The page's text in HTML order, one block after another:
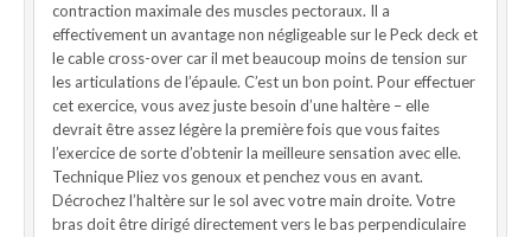
contraction maximale des muscles pectoraux. Il a
effectivement un avantage non négligeable sur le Peck deck et
le cable cross-over car il met beaucoup moins de tension sur
les articulations de l’épaule. C’est un bon point. Pour effectuer
cet exercice, vous avez juste besoin d’une haltère – elle
devrait être assez légère la première fois que vous faites
l’exercice de sorte d’obtenir la meilleure sensation avec elle.
Technique Pliez vos genoux et penchez vous en avant.
Décrochez l’haltère sur le sol avec votre main droite. Votre
bras doit être dirigé directement vers le bas perpendiculaire